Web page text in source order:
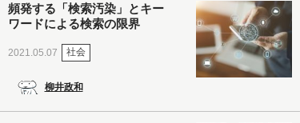
頻発する「検索汚染」とキー
ワードによる検索の限界
2021.05.07 社会
柳井政和